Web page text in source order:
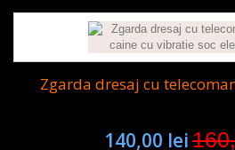
Zgarda dresaj cu
140,00 lei